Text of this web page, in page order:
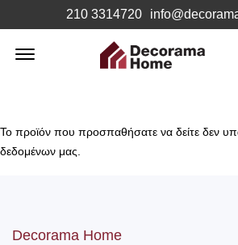
210 3314720
Το προϊόν που προσπαθήσατε να δείτε δεν
δεδομένων μας.
Decorama Home